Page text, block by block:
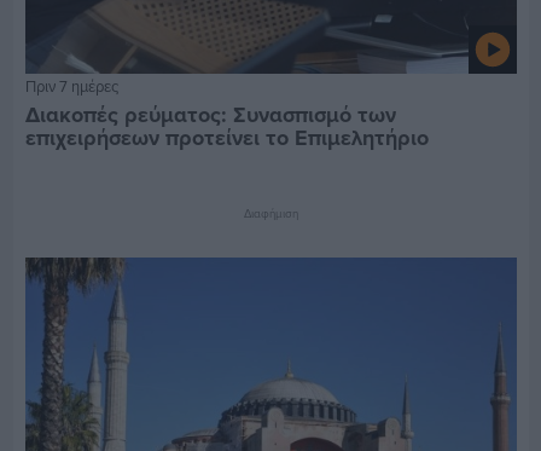
Πριν 7 ημέρες
Διακοπές ρεύματος: Συνασπισμό των
επιχειρήσεων προτείνει το Επιμελητήριο
Διαφήμιση